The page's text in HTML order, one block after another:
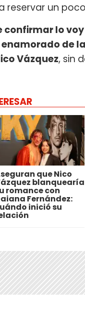
reservar un
confirmar lo
enamorado de
Vázquez, sin
que Nico
blanquearía
romance con
Fernández:
inició su